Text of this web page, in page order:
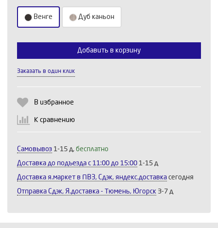
Венге Дуб каньон
Выберите количество:
Продолжить
Добавить в корзину
Заказать в один клик
В избранное
К сравнению
Самовывоз 1-15 д, бесплатно
Доставка до подъезда c 11:00 до 15:00 1-15 д
Доставка я.маркет в ПВЗ, Сдэк, яндекс.доставка сегодня
Отправка Сдэк, Я.доставка - Тюмень, Югорск 3-7 д